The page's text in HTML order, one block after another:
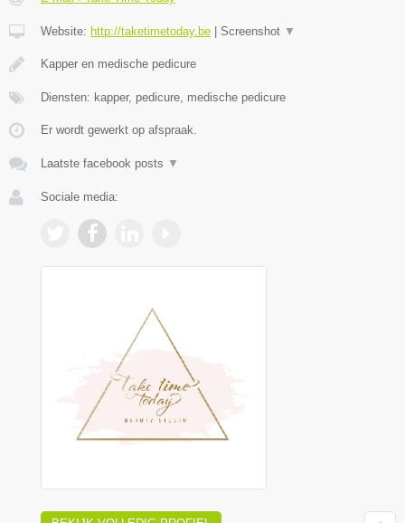
Website: http://taketimetoday.be Screenshot ▼
Kapper en medische pedicure
Diensten: kapper, pedicure, medische pedicure
Er wordt gewerkt op afspraak.
Laatste facebook posts ▼
Sociale media: